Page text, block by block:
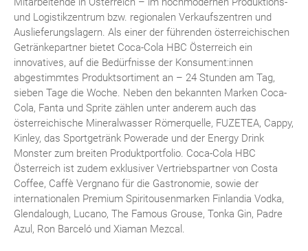
und Logistikzentrum bzw. regionalen Verkaufszentren und
Auslieferungslagern. Als einer der führenden österreichischen
Getränkepartner bietet Coca-Cola HBC Österreich ein
innovatives, auf die Bedürfnisse der Konsument:innen
abgestimmtes Produktsortiment an – 24 Stunden am Tag,
sieben Tage die Woche. Neben den bekannten Marken Coca-
Cola, Fanta und Sprite zählen unter anderem auch das
österreichische Mineralwasser Römerquelle, FUZETEA, Cappy,
Kinley, das Sportgetränk Powerade und der Energy Drink
Monster zum breiten Produktportfolio. Coca-Cola HBC
Österreich ist zudem exklusiver Vertriebspartner von Costa
Coffee, Caffè Vergnano für die Gastronomie, sowie der
internationalen Premium Spiritousenmarken Finlandia Vodka,
Glendalough, Lucano, The Famous Grouse, Tonka Gin, Padre
Azul, Ron Barceló und Xiaman Mezcal.